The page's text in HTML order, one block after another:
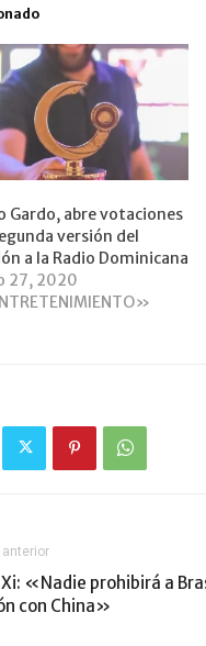
Gardo, abre votaciones
versión del
a la Radio Dominicana
27, 2020
Xi: «Nadie prohibirá a
con China»